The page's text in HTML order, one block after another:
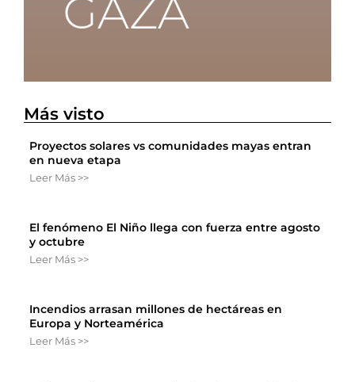
Más visto
Proyectos solares vs comunidades mayas entran
en nueva etapa
Leer Más >>
El fenómeno El Niño llega con fuerza entre agosto
y octubre
Leer Más >>
Incendios arrasan millones de hectáreas en
Europa y Norteamérica
Leer Más >>